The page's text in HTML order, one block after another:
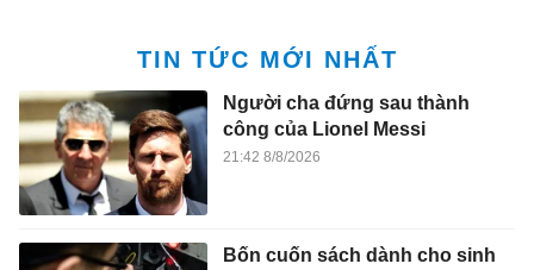
TIN TỨC MỚI NHẤT
Người cha đứng sau thành
công của Lionel Messi
21:42 8/8/2026
Bốn cuốn sách dành cho sinh